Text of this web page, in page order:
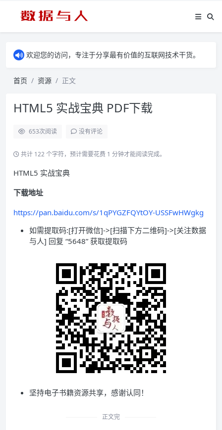
欢迎您的访问，专注于分享最有价值的互联网技术干货。
首页 资源 正文
HTML5 实战宝典 PDF下载
653次阅读 没有评论
共计 122 个字符，预计需要花费 1 分钟才能阅读完成。
HTML5 实战宝典
下载地址
https://pan.baidu.com/s/1qPYGZFQYtOY-USSFwHWgkg
如需提取码:[打开微信]->[扫描下方二维码]->[关注数据
与人] 回复 “5648” 获取提取码
坚持电子书籍资源共享，感谢认同！
正文完